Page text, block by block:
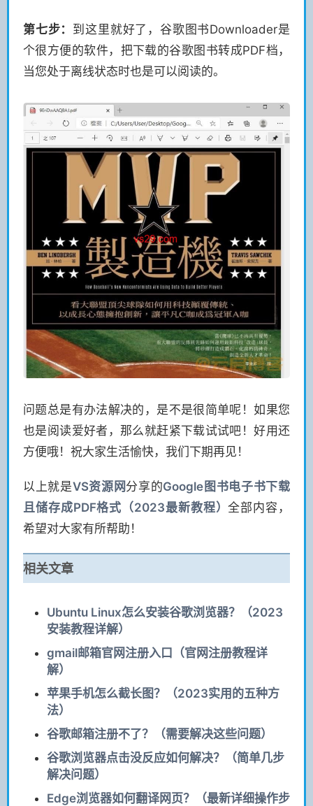
第七步： 到这里就好了，谷歌图书Downloader是
个很方便的软件，把下载的谷歌图书转成PDF档，
当您处于离线状态时也是可以阅读的。
问题总是有办法解决的，是不是很简单呢！如果您
也是阅读爱好者，那么就赶紧下载试试吧！好用还
方便哦！祝大家生活愉快，我们下期再见！
以上就是VS资源网分享的Google图书电子书下载
且储存成PDF格式（2023最新教程）全部内容，
希望对大家有所帮助！
相关文章
Ubuntu Linux怎么安装谷歌浏览器？（2023
安装教程详解）
gmail邮箱官网注册入口（官网注册教程详
解）
苹果手机怎么截长图？（2023实用的五种方
法）
谷歌邮箱注册不了？（需要解决这些问题）
谷歌浏览器点击没反应如何解决？（简单几步
解决问题）
Edge浏览器如何翻译网页？（最新详细操作步